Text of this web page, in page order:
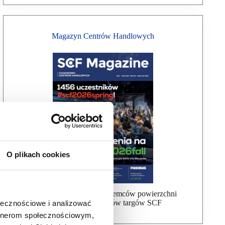
O plikach cookies
i analizować
społecznościowym,
Magazyn Centrów Handlowych
Bezpłatna wysyłka dla najemców powierzchni
handlowej, uczestników targów SCF